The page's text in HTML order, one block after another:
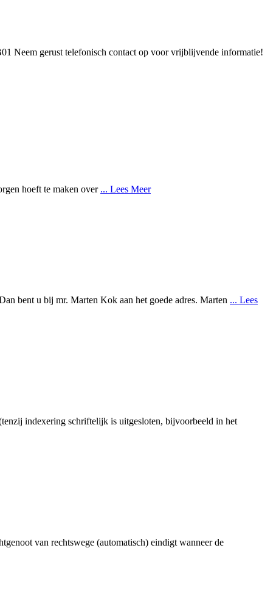
Neem gerust telefonisch contact op voor vrijblijvende informatie!
hoeft te maken over ... Lees Meer
bent u bij mr. Marten Kok aan het goede adres. Marten ... Lees
indexering schriftelijk is uitgesloten, bijvoorbeeld in het
van rechtswege (automatisch) eindigt wanneer de